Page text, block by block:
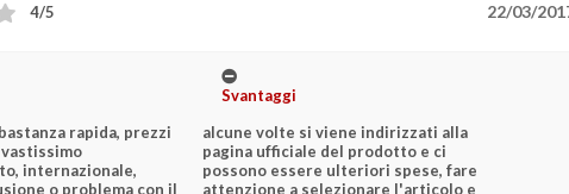
4/5 22/03/
rapida, prezzi
internazionale,
o problema con il
Svantaggi
alcune volte si viene indirizzati alla
pagina ufficiale del prodotto e ci
possono essere ulteriori spese, fare
attenzione a selezionare l'articolo e